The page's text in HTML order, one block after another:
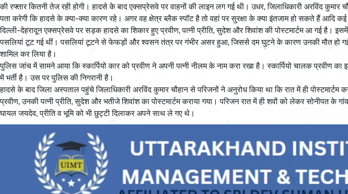
की रफ्तार कितनी तेज रही होगी। हादसे के बाद एक्सप्रेसवे पर वाहनों की लाइन लग गई थी। उधर, जिलाधिकारी अरविंद कुमार
पता करेगी कि हादसे के क्या-क्या कारण रहे। अगर वह क्षेत्र ब्लैक स्पॉट है तो वहां पर सुरक्षा के क्या इंतजाम हो सकते हैं आदि कई
दिल्ली-देहरादून एक्सप्रेसवे पर सड़क हादसे का शिकार हुए प्रवीण, पत्नी प्रीति, सुदेश और शिवांश की पोस्टमार्टम आ गई है।
पसलियां टूट गई थीं। पसलियां टूटने से फेफड़ों और श्वसन तंत्र पर गंभीर असर हुआ, जिससे दम घुटने के कारण उनकी मौत हो गई।
शामिल कर लिया है।
पुलिस जांच में सामने आया कि स्कार्पियो कार को प्रवीण ने अपनी पत्नी नीलम के नाम करा रखा है। स्कार्पियो चालक प्रवीण
में भर्ती है। उस पर पुलिस की निगरानी है।
हादसे के बाद जिला अस्पताल पहुंचे जिलाधिकारी अरविंद कुमार चौहान से परिजनों ने अनुरोध किया था कि रात में ही पोस्टमार्टम
प्रवीण, उनकी पत्नी प्रीति, सुदेश और भतीजे शिवांश का पोस्टमार्टम कराया गया। परिजन रात में ही शवों को लेकर सोनीपत के
घायल जयदेव, प्रीति व भूमि को भी छुट्टी दिलाकर अपने साथ ले गए थे।